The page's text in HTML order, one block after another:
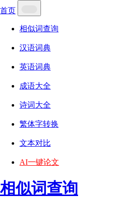
首页
相似词查询
汉语词典
英语词典
成语大全
诗词大全
繁体字转换
文本对比
AI一键论文
相似词查询